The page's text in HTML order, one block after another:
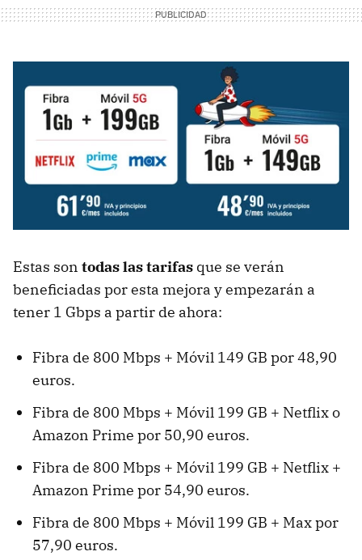
Estas son todas las tarifas que se verán
beneficiadas por esta mejora y empezarán a
tener 1 Gbps a partir de ahora:
Fibra de 800 Mbps + Móvil 149 GB por 48,90
euros.
Fibra de 800 Mbps + Móvil 199 GB + Netflix o
Amazon Prime por 50,90 euros.
Fibra de 800 Mbps + Móvil 199 GB + Netflix +
Amazon Prime por 54,90 euros.
Fibra de 800 Mbps + Móvil 199 GB + Max por
57,90 euros.